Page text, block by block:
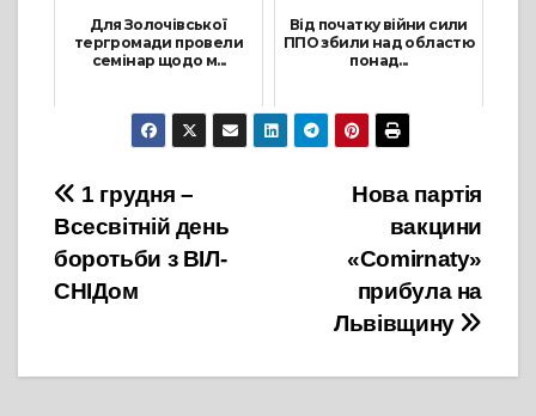
Для Золочівської
тергромади провели
семінар щодо м...
8 Липня, 2021
Від початку війни сили
ППО збили над областю
понад...
27 Квітня, 2022
Навігація
записів
Нова партія
вакцини
«Comirnaty»
прибула на
Львівщину
1 грудня –
Всесвітній день
боротьби з ВІЛ-
СНІДом